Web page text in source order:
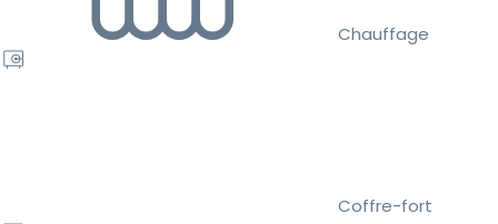
Chauffage
Coffre-fort